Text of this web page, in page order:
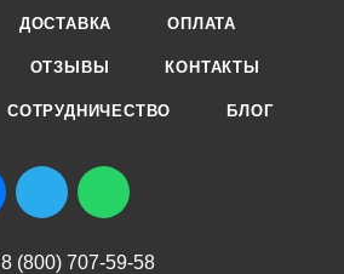
ДОСТАВКА ОПЛАТА
ОТЗЫВЫ КОНТАКТЫ
СОТРУДНИЧЕСТВО БЛОГ
8 (800) 707-59-58